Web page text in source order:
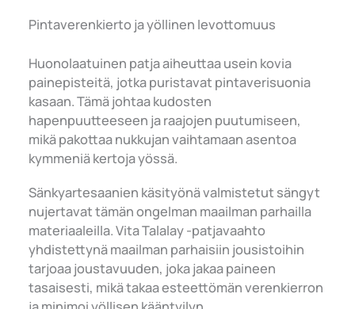
Pintaverenkierto ja yöllinen levottomuus
Huonolaatuinen patja aiheuttaa usein kovia
painepisteitä, jotka puristavat pintaverisuonia
kasaan. Tämä johtaa kudosten
hapenpuutteeseen ja raajojen puutumiseen,
mikä pakottaa nukkujan vaihtamaan asentoa
kymmeniä kertoja yössä.
Sänkyartesaanien käsityönä valmistetut sängyt
nujertavat tämän ongelman maailman parhailla
materiaaleilla. Vita Talalay -patjavaahto
yhdistettynä maailman parhaisiin jousistoihin
tarjoaa joustavuuden, joka jakaa paineen
tasaisesti, mikä takaa esteettömän verenkierron